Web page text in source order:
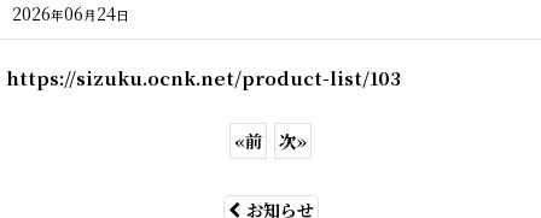
2026年06月 24日
https://sizuku.ocnk.net/product-list/103
«前 次»
お知らせ